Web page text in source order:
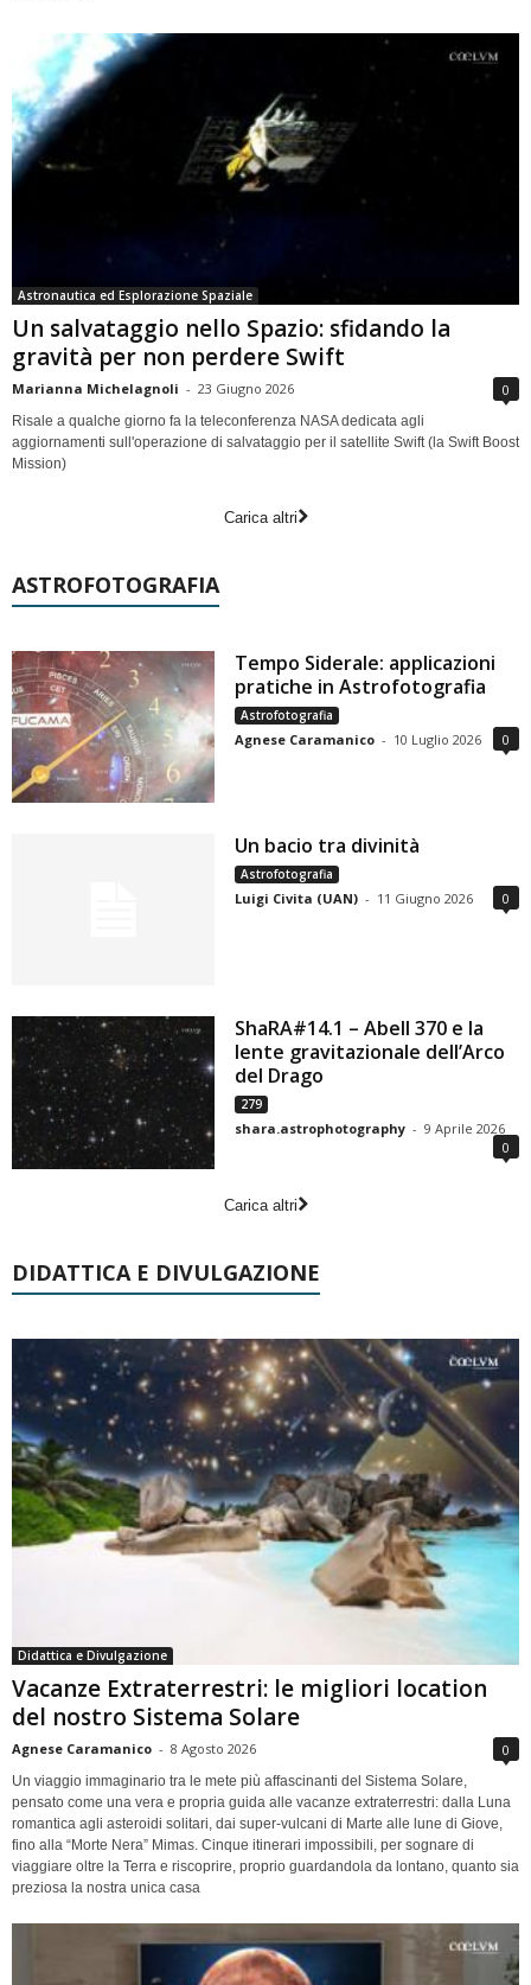
Astronautica ed Esplorazione Spaziale
Un salvataggio nello Spazio: sfidando la
gravità per non perdere Swift
Marianna Michelagnoli - 23 Giugno 2026 0
Risale a qualche giorno fa la teleconferenza NASA dedicata agli
aggiornamenti sull'operazione di salvataggio per il satellite Swift (la Swift Boost
Mission)
Carica altri
ASTROFOTOGRAFIA
Tempo Siderale: applicazioni
pratiche in Astrofotografia
Astrofotografia
Agnese Caramanico - 10 Luglio 2026 0
Un bacio tra divinità
Astrofotografia
Luigi Civita (UAN) - 11 Giugno 2026 0
ShaRA#14.1 – Abell 370 e la
lente gravitazionale dell’Arco
del Drago
279
shara.astrophotography - 9 Aprile 2026
0
Carica altri
DIDATTICA E DIVULGAZIONE
Didattica e Divulgazione
Vacanze Extraterrestri: le migliori location
del nostro Sistema Solare
Agnese Caramanico - 8 Agosto 2026 0
Un viaggio immaginario tra le mete più affascinanti del Sistema Solare,
pensato come una vera e propria guida alle vacanze extraterrestri: dalla Luna
romantica agli asteroidi solitari, dai super-vulcani di Marte alle lune di Giove,
fino alla “Morte Nera” Mimas. Cinque itinerari impossibili, per sognare di
viaggiare oltre la Terra e riscoprire, proprio guardandola da lontano, quanto sia
preziosa la nostra unica casa